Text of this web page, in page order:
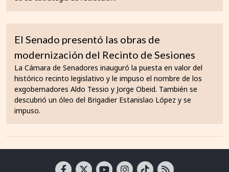
El Senado presentó las obras de
modernización del Recinto de Sesiones
La Cámara de Senadores inauguró la puesta en valor del
histórico recinto legislativo y le impuso el nombre de los
exgobernadores Aldo Tessio y Jorge Obeid. También se
descubrió un óleo del Brigadier Estanislao López y se
impuso.